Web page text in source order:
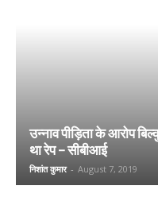
उन्नाव पीड़िता के आरोप
था रेप – सीबीआई
निशांत कुमार - August 7, 2019